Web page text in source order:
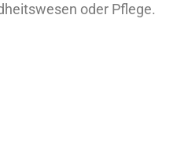
oder Pflege.